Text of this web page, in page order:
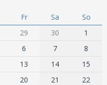
Fr Sa
So
29 30
1
6 7
8
13 14
15
20 21
22